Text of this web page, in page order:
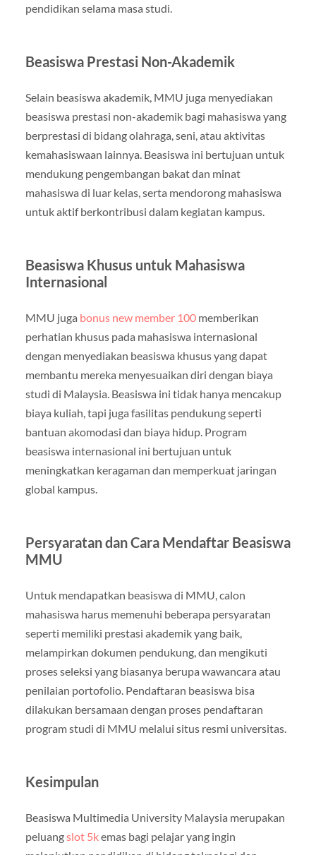
pendidikan selama masa studi.
Beasiswa Prestasi Non-Akademik
Selain beasiswa akademik, MMU juga menyediakan
beasiswa prestasi non-akademik bagi mahasiswa yang
berprestasi di bidang olahraga, seni, atau aktivitas
kemahasiswaan lainnya. Beasiswa ini bertujuan untuk
mendukung pengembangan bakat dan minat
mahasiswa di luar kelas, serta mendorong mahasiswa
untuk aktif berkontribusi dalam kegiatan kampus.
Beasiswa Khusus untuk Mahasiswa
Internasional
MMU juga bonus new member 100 memberikan
perhatian khusus pada mahasiswa internasional
dengan menyediakan beasiswa khusus yang dapat
membantu mereka menyesuaikan diri dengan biaya
studi di Malaysia. Beasiswa ini tidak hanya mencakup
biaya kuliah, tapi juga fasilitas pendukung seperti
bantuan akomodasi dan biaya hidup. Program
beasiswa internasional ini bertujuan untuk
meningkatkan keragaman dan memperkuat jaringan
global kampus.
Persyaratan dan Cara Mendaftar Beasiswa
MMU
Untuk mendapatkan beasiswa di MMU, calon
mahasiswa harus memenuhi beberapa persyaratan
seperti memiliki prestasi akademik yang baik,
melampirkan dokumen pendukung, dan mengikuti
proses seleksi yang biasanya berupa wawancara atau
penilaian portofolio. Pendaftaran beasiswa bisa
dilakukan bersamaan dengan proses pendaftaran
program studi di MMU melalui situs resmi universitas.
Kesimpulan
Beasiswa Multimedia University Malaysia merupakan
peluangslot 5kemas bagi pelajar yang ingin